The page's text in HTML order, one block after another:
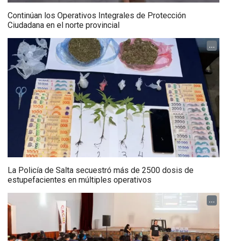
Continúan los Operativos Integrales de Protección
Ciudadana en el norte provincial
...
La Policía de Salta secuestró más de 2500 dosis de
estupefacientes en múltiples operativos
...